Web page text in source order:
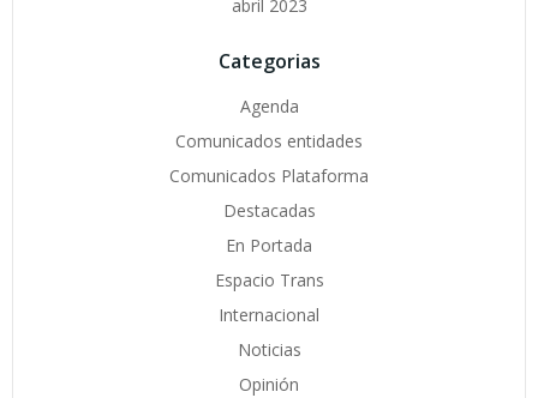
abril 2023
Categorias
Agenda
Comunicados entidades
Comunicados Plataforma
Destacadas
En Portada
Espacio Trans
Internacional
Noticias
Opinión